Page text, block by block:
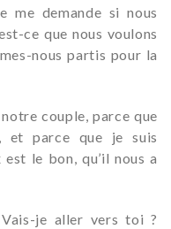
me demande si nous
ce que nous voulons
nous partis pour la
couple, parce que
parce que je suis
le bon, qu’il nous a
je aller vers toi ?